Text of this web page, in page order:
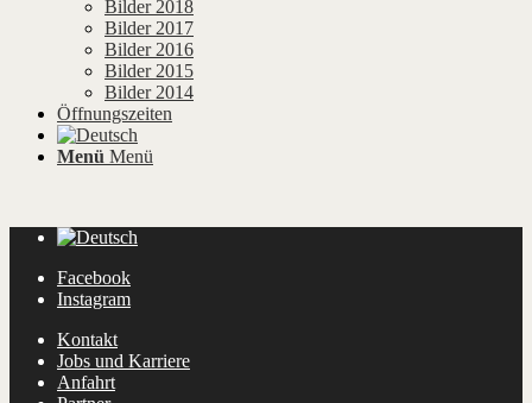
Bilder 2018
Bilder 2017
Bilder 2016
Bilder 2015
Bilder 2014
Öffnungszeiten
Menü Menü
Facebook
Instagram
Kontakt
Jobs und Karriere
Anfahrt